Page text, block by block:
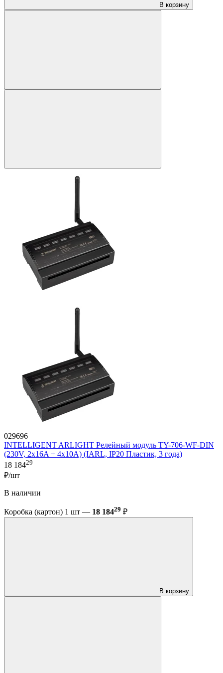
В корзину
029696
INTELLIGENT ARLIGHT Релейный модуль TY-706-WF-DIN
(230V, 2х16A + 4х10А) (IARL, IP20 Пластик, 3 года)
18 18429
₽/шт
В наличии
Коробка (картон) 1 шт — 18 18429 ₽
В корзину